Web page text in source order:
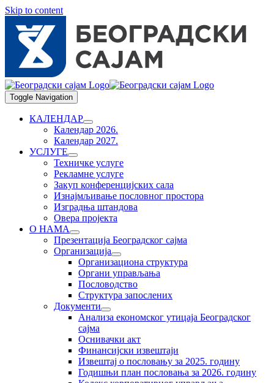
Skip to content
Toggle Navigation
КАЛЕНДАР
Календар 2026.
Календар 2027.
УСЛУГЕ
Техничке услуге
Рекламне услуге
Закуп конференцијских сала
Изнајмљивање пословног простора
Изградња штандова
Овера пројекта
О НАМА
Презентација Београдског сајма
Организација
Организациона структура
Органи управљања
Пословодство
Структура запослених
Документи
Анализа економског утицаја Београдског
сајма
Оснивачки акт
Финансијски извештаји
Извештај о пословању за 2025. годину
Годишњи план пословања за 2026. годину